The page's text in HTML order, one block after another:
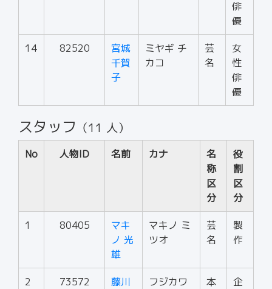
俳
優
14 82520
宮城
千賀
子
ミヤギ チ
カコ
芸
名
女
性
俳
優
スタッフ （11 人）
No 人物ID 名前 カナ
名
称
区
分
役
割
区
分
1 80405
マキ
ノ 光
雄
マキノ ミ
ツオ
芸
名
製
作
2 73572
藤川
フジカワ
本
企